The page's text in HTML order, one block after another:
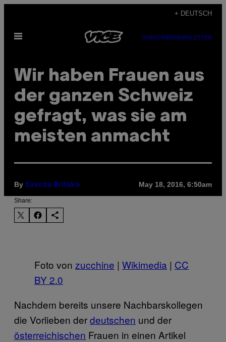
content
+ DEUTSCH
Open
SUBSCRIBENEWSLETTER
Wir haben Frauen aus
der ganzen Schweiz
gefragt, was sie am
meisten anmacht
By Sascha Britsko May 18, 2016, 6:50am
Share:
Foto von zucchine | Wikimedia | CC
BY 2.0
Nachdem bereits unsere Nachbarskollegen
die Vorlieben derdeutschen und der
österreichischen Frauen in einen Artikel